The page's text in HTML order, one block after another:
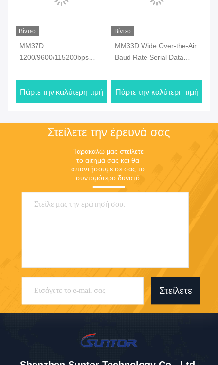
Βίντεο
MM37D
1200/9600/115200bps
ραδιοφώνου DTL RS232 /
RS485 / TTL
Πάρτε την καλύτερη τιμή
Βίντεο
MM33D Wide Over-the-Air
Baud Rate Serial Data
RS232 / RS485 / TTL
Ηλεκτρονική σύνδεση
δεδομένων
Πάρτε την καλύτερη τιμή
Στείλετε την έρευνά σας
Παρακαλώ μας στείλετε
το αίτημά σας και θα
απαντήσουμε σε σας το
συντομότερο δυνατό.
Στείλετε